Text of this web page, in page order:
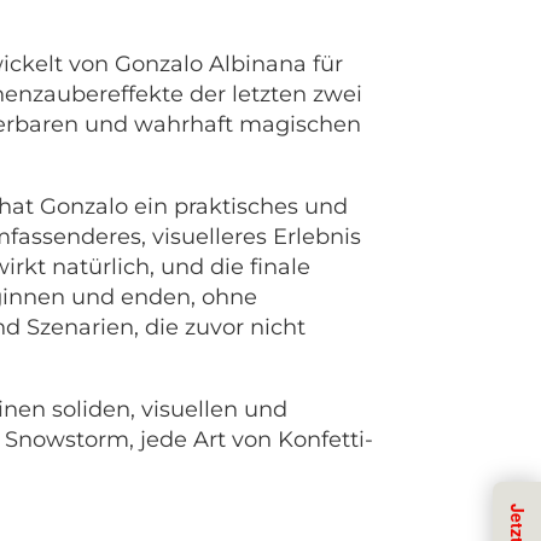
von Gonzalo Albinana für
der letzten zwei
und wahrhaft magischen
Gonzalo ein praktisches und
visuelleres Erlebnis
natürlich, und die finale
und enden, ohne
Szenarien, die zuvor nicht
soliden, visuellen und
jede Art von Konfetti-